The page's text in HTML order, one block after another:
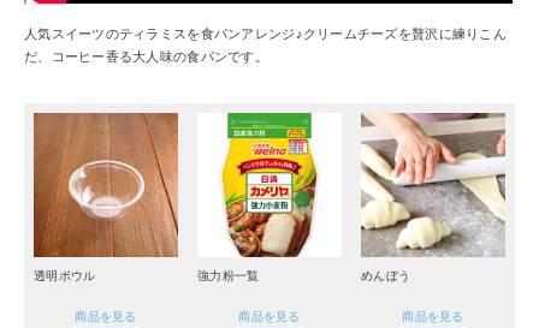
人気スイーツのティラミスを食パンアレンジ♪クリームチーズを贅沢に練りこん
だ、コーヒー香る大人味の食パンです。
透明ボウル
商品を見る
強力粉一覧
商品を見る
めんぼう
商品を見る